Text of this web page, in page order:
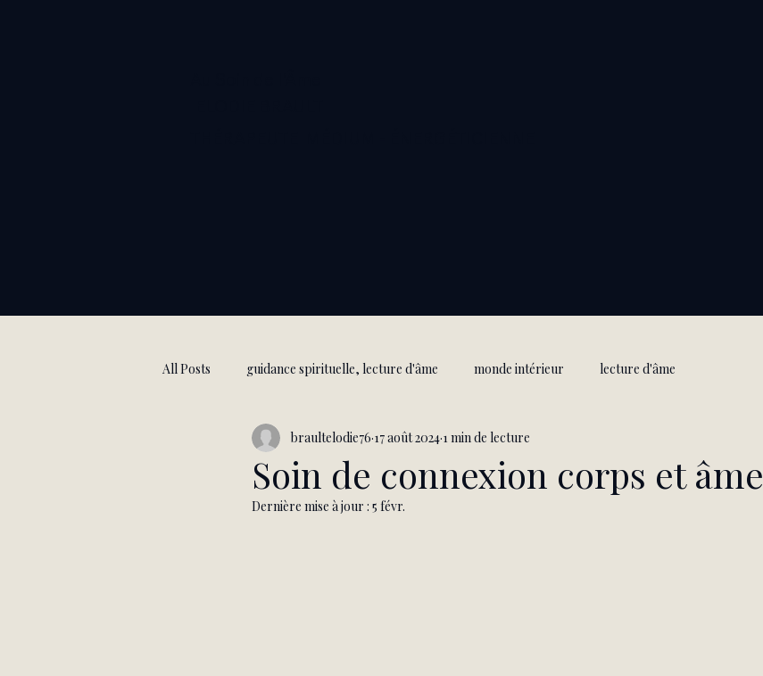
All Posts guidance spirituelle, lecture d'âme monde intérieur lecture d'âme
Soin de connexion corps et âme
braultelodie76 17 août 2024 1 min de lecture
Dernière mise à jour : 5 févr.